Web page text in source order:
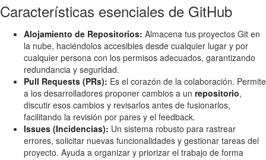
Características esenciales de GitHub
Alojamiento de Repositorios: Almacena tus proyectos Git en
la nube, haciéndolos accesibles desde cualquier lugar y por
cualquier persona con los permisos adecuados, garantizando
redundancia y seguridad.
Pull Requests (PRs): Es el corazón de la colaboración. Permite
a los desarrolladores proponer cambios a un repositorio,
discutir esos cambios y revisarlos antes de fusionarlos,
facilitando la revisión por pares y el feedback.
Issues (Incidencias): Un sistema robusto para rastrear
errores, solicitar nuevas funcionalidades y gestionar tareas del
proyecto. Ayuda a organizar y priorizar el trabajo de forma